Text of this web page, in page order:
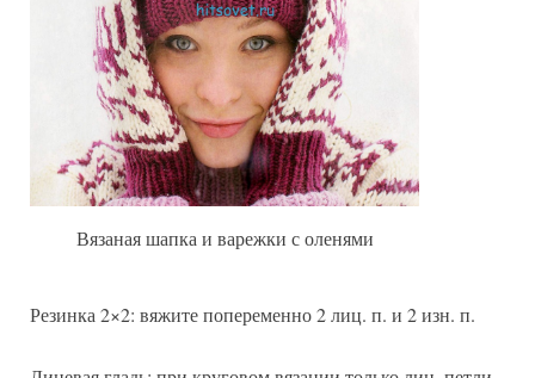
Вязаная шапка и варежки с оленями
Резинка 2×2: вяжите попеременно 2 лиц. п. и 2 изн. п.